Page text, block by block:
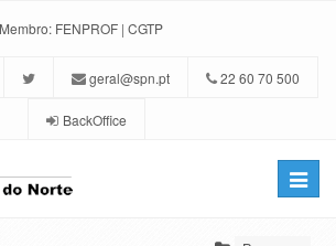
Membro: FENPROF | CGTP
geral@spn.pt 22 60 70 500
BackOffice
Toggle